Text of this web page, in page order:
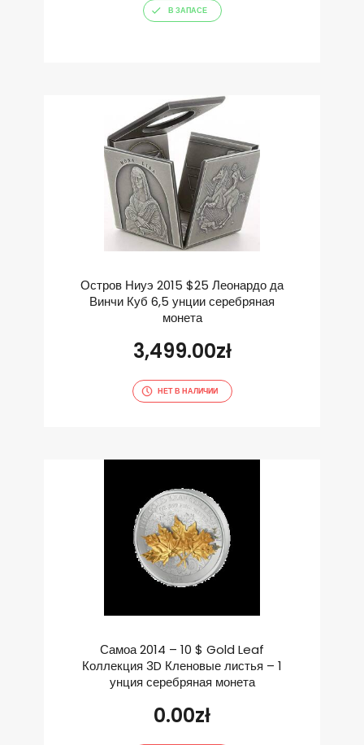
В ЗАПАСЕ
Остров Ниуэ 2015 $25 Леонардо да
Винчи Куб 6,5 унции серебряная
монета
3,499.00zł
НЕТ В НАЛИЧИИ
Самоа 2014 – 10 $ Gold Leaf
Коллекция 3D Кленовые листья – 1
унция серебряная монета
0.00zł